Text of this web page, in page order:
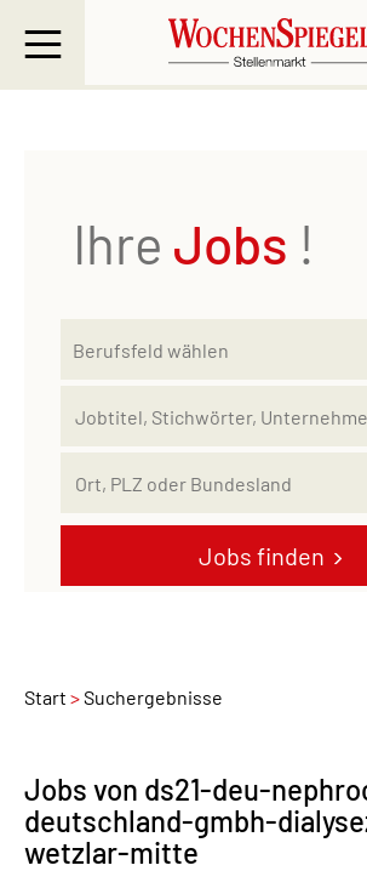
Ihre Jobs !
Jobs finden
Start Suchergebnisse
Jobs von ds21-deu-
deutschland-gmbh-
wetzlar-mitte